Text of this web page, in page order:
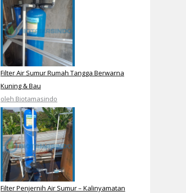
Filter Air Sumur Rumah Tangga Berwarna
Kuning & Bau
oleh Biotamasindo
Filter Penjernih Air Sumur – Kalinyamatan